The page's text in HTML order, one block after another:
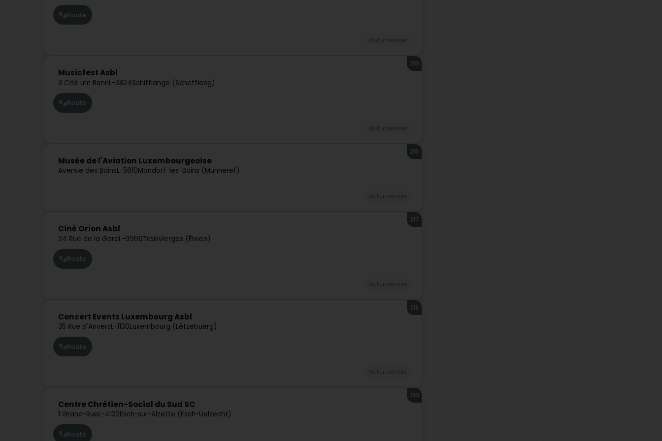
Route
Musicfest Asbl
3 Cité um BennL-3824Schifflange (Schëffleng)
215
Route
Musée de l'Aviation Luxembourgeoise
Avenue des BainsL-5610Mondorf-les-Bains (Munneref)
216
Ciné Orion Asbl
24 Rue de la GareL-9906Troisvierges (Ëlwen)
217
Route
Concert Events Luxembourg Asbl
35 Rue d'AnversL-1130Luxembourg (Lëtzebuerg)
218
Route
Centre Chrétien-Social du Sud SC
1 Grand-RueL-4132Esch-sur-Alzette (Esch-Uelzecht)
219
Route